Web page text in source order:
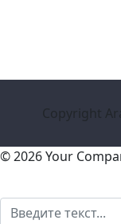
Copyright
© 2026 Your
Поиск